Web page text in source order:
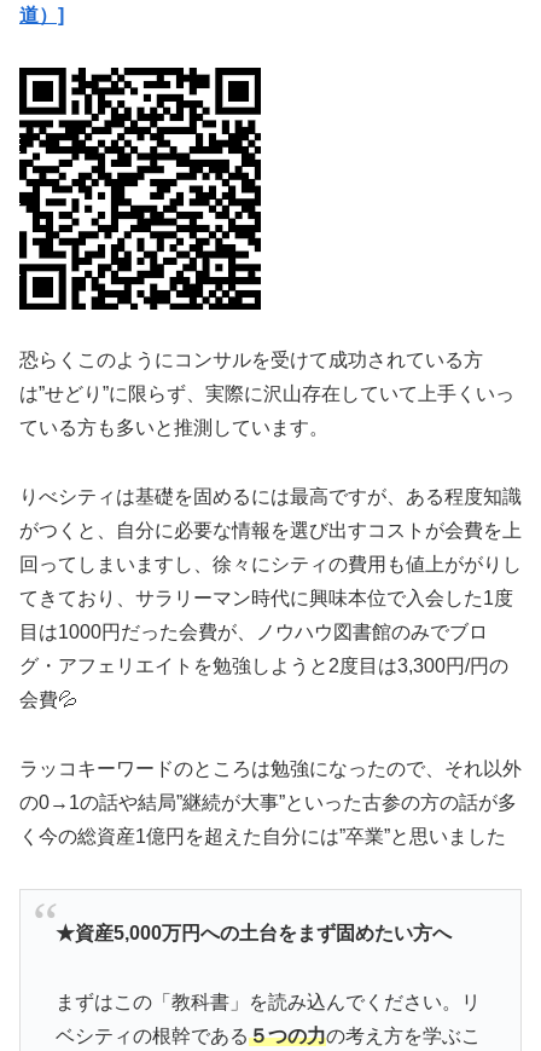
道）]
恐らくこのようにコンサルを受けて成功されている方
は”せどり”に限らず、実際に沢山存在していて上手くいっ
ている方も多いと推測しています。
りべシティは基礎を固めるには最高ですが、ある程度知識
がつくと、自分に必要な情報を選び出すコストが会費を上
回ってしまいますし、徐々にシティの費用も値上ががりし
てきており、サラリーマン時代に興味本位で入会した1度
目は1000円だった会費が、ノウハウ図書館のみでブロ
グ・アフェリエイトを勉強しようと2度目は3,300円/円の
会費💦
ラッコキーワードのところは勉強になったので、それ以外
の0→1の話や結局”継続が大事”といった古参の方の話が多
く今の総資産1億円を超えた自分には”卒業”と思いました
★資産5,000万円への土台をまず固めたい方へ
まずはこの「教科書」を読み込んでください。リ
ベシティの根幹である５つの力の考え方を学ぶこ